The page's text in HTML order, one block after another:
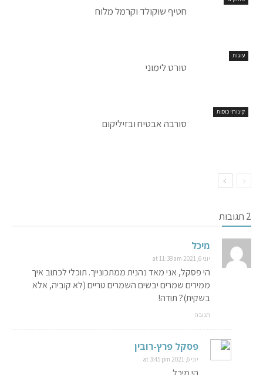
חטיף שוקולד וקרמל מלוח
עוגות
טורט לימוני
קינוחי כוסות
סורבה אבטיח ובזיליקום
2 תגובות
מיכל
יוני 6, 2021 at 11:38 am
הי פסקל, אני מאד נהנית ממתכונייך. תוכלי לכתוב איך
ממירים שמרים יבשים השמרים טריים (לא קוביה, אלא
בשקית)? תודה!
תגובה
פסקל פרץ-רובין
יוני 6, 2021 at 3:45 pm